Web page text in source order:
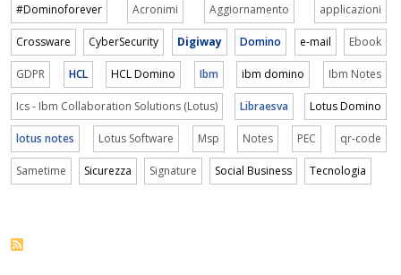
#Dominoforever Acronimi Aggiornamento applicazioni
Crossware CyberSecurity Digiway Domino e-mail Ebook
GDPR HCL HCL Domino Ibm ibm domino Ibm Notes
Ics - Ibm Collaboration Solutions (Lotus) Libraesva Lotus Domino
lotus notes Lotus Software Msp Notes PEC qr-code
Sametime Sicurezza Signature Social Business Tecnologia